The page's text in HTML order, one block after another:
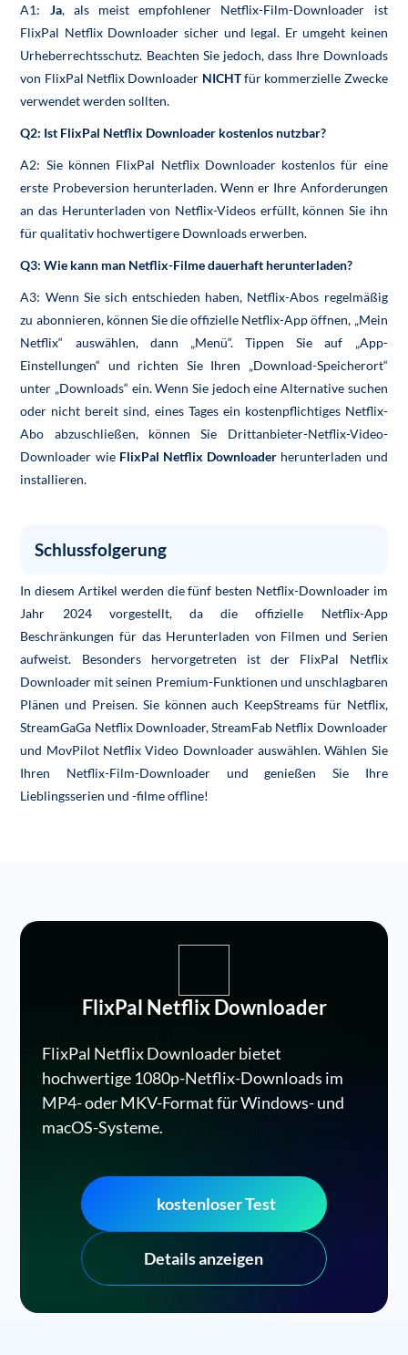
A1: Ja, als meist empfohlener Netflix-Film-Downloader ist
FlixPal Netflix Downloader sicher und legal. Er umgeht keinen
Urheberrechtsschutz. Beachten Sie jedoch, dass Ihre Downloads
von FlixPal Netflix Downloader NICHTfür kommerzielle Zwecke
verwendet werden sollten.
Q2: Ist FlixPal Netflix Downloader kostenlos nutzbar?
A2: Sie können FlixPal Netflix Downloader kostenlos für eine
erste Probeversion herunterladen. Wenn er Ihre Anforderungen
an das Herunterladen von Netflix-Videos erfüllt, können Sie ihn
für qualitativ hochwertigere Downloads erwerben.
Q3: Wie kann man Netflix-Filme dauerhaft herunterladen?
A3: Wenn Sie sich entschieden haben, Netflix-Abos regelmäßig
zu abonnieren, können Sie die offizielle Netflix-App öffnen, „Mein
Netflix“ auswählen, dann „Menü“. Tippen Sie auf „App-
Einstellungen“ und richten Sie Ihren „Download-Speicherort“
unter „Downloads“ ein. Wenn Sie jedoch eine Alternative suchen
oder nicht bereit sind, eines Tages ein kostenpflichtiges Netflix-
Abo abzuschließen, können Sie Drittanbieter-Netflix-Video-
Downloader wie FlixPal Netflix Downloader herunterladen und
installieren.
Schlussfolgerung
In diesem Artikel werden die fünf besten Netflix-Downloader im
Jahr 2024 vorgestellt, da die offizielle Netflix-App
Beschränkungen für das Herunterladen von Filmen und Serien
aufweist. Besonders hervorgetreten ist der FlixPal Netflix
Downloader mit seinen Premium-Funktionen und unschlagbaren
Plänen und Preisen. Sie können auch KeepStreams für Netflix,
StreamGaGa Netflix Downloader, StreamFab Netflix Downloader
und MovPilot Netflix Video Downloader auswählen. Wählen Sie
Ihren Netflix-Film-Downloader und genießen Sie Ihre
Lieblingsserien und -filme offline!
FlixPal Netflix Downloader
FlixPal Netflix Downloader bietet
hochwertige 1080p-Netflix-Downloads im
MP4- oder MKV-Format für Windows- und
macOS-Systeme.
kostenloser Test
Details anzeigen